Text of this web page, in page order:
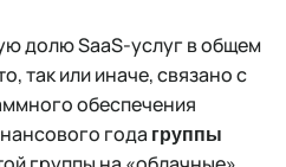
долю SaaS-услуг в общем
так или иначе, связано с
обеспечения
года группы